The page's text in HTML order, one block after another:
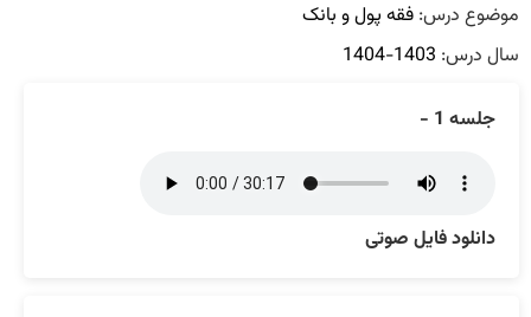
موضوع درس: فقه پول و بانک
سال درس: 1403-1404
جلسه 1 -
دانلود فایل صوتی